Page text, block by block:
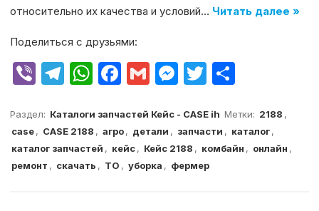
относительно их качества и условий… Читать далее »
Поделиться с друзьями:
V
er
T
e
g
ra
W
at
s
A
F
c
e
b
G
ai
l
M
s
s
e
T
it
te
r
п
р
Раздел: Каталоги запчастей Кейс - CASE ih Метки: 2188 ,
case, CASE 2188 , агро, детали , запчасти , каталог,
каталог запчастей , кейс, Кейс 2188 , комбайн , онлайн ,
ремонт , скачать , ТО , уборка , фермер